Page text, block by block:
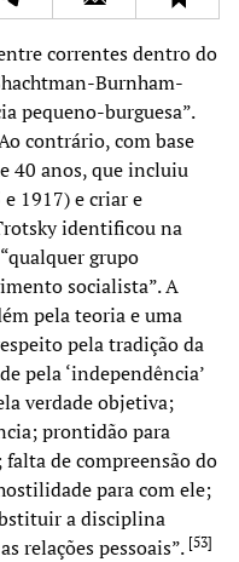
correntes dentro do
Burnham-
pequeno-burguesa”.
contrário, com base
40 anos, que incluiu
1917) e criar e
identificou na
grupo
socialista”. A
pela teoria e uma
pela tradição da
pela ‘independência’
verdade objetiva;
prontidão para
de compreensão do
para com ele;
a disciplina
relações pessoais”. [53]